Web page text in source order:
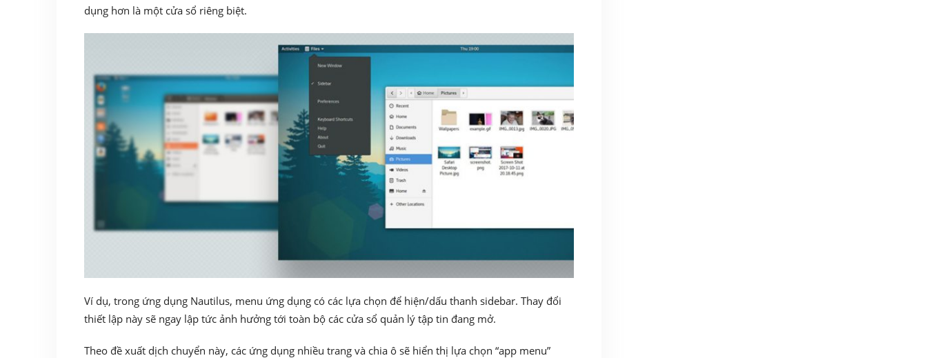
dụng hơn là một cửa sổ riêng biệt.
Ví dụ, trong ứng dụng Nautilus, menu ứng dụng có các lựa chọn để hiện/dấu thanh sidebar. Thay đổi
thiết lập này sẽ ngay lập tức ảnh hưởng tới toàn bộ các cửa sổ quản lý tập tin đang mở.
Theo đề xuất dịch chuyển này, các ứng dụng nhiều trang và chia ô sẽ hiển thị lựa chọn “app menu”